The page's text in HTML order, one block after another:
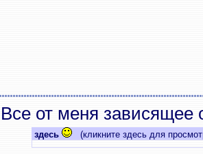
Все от меня зависящее
здесь (кликните здесь для